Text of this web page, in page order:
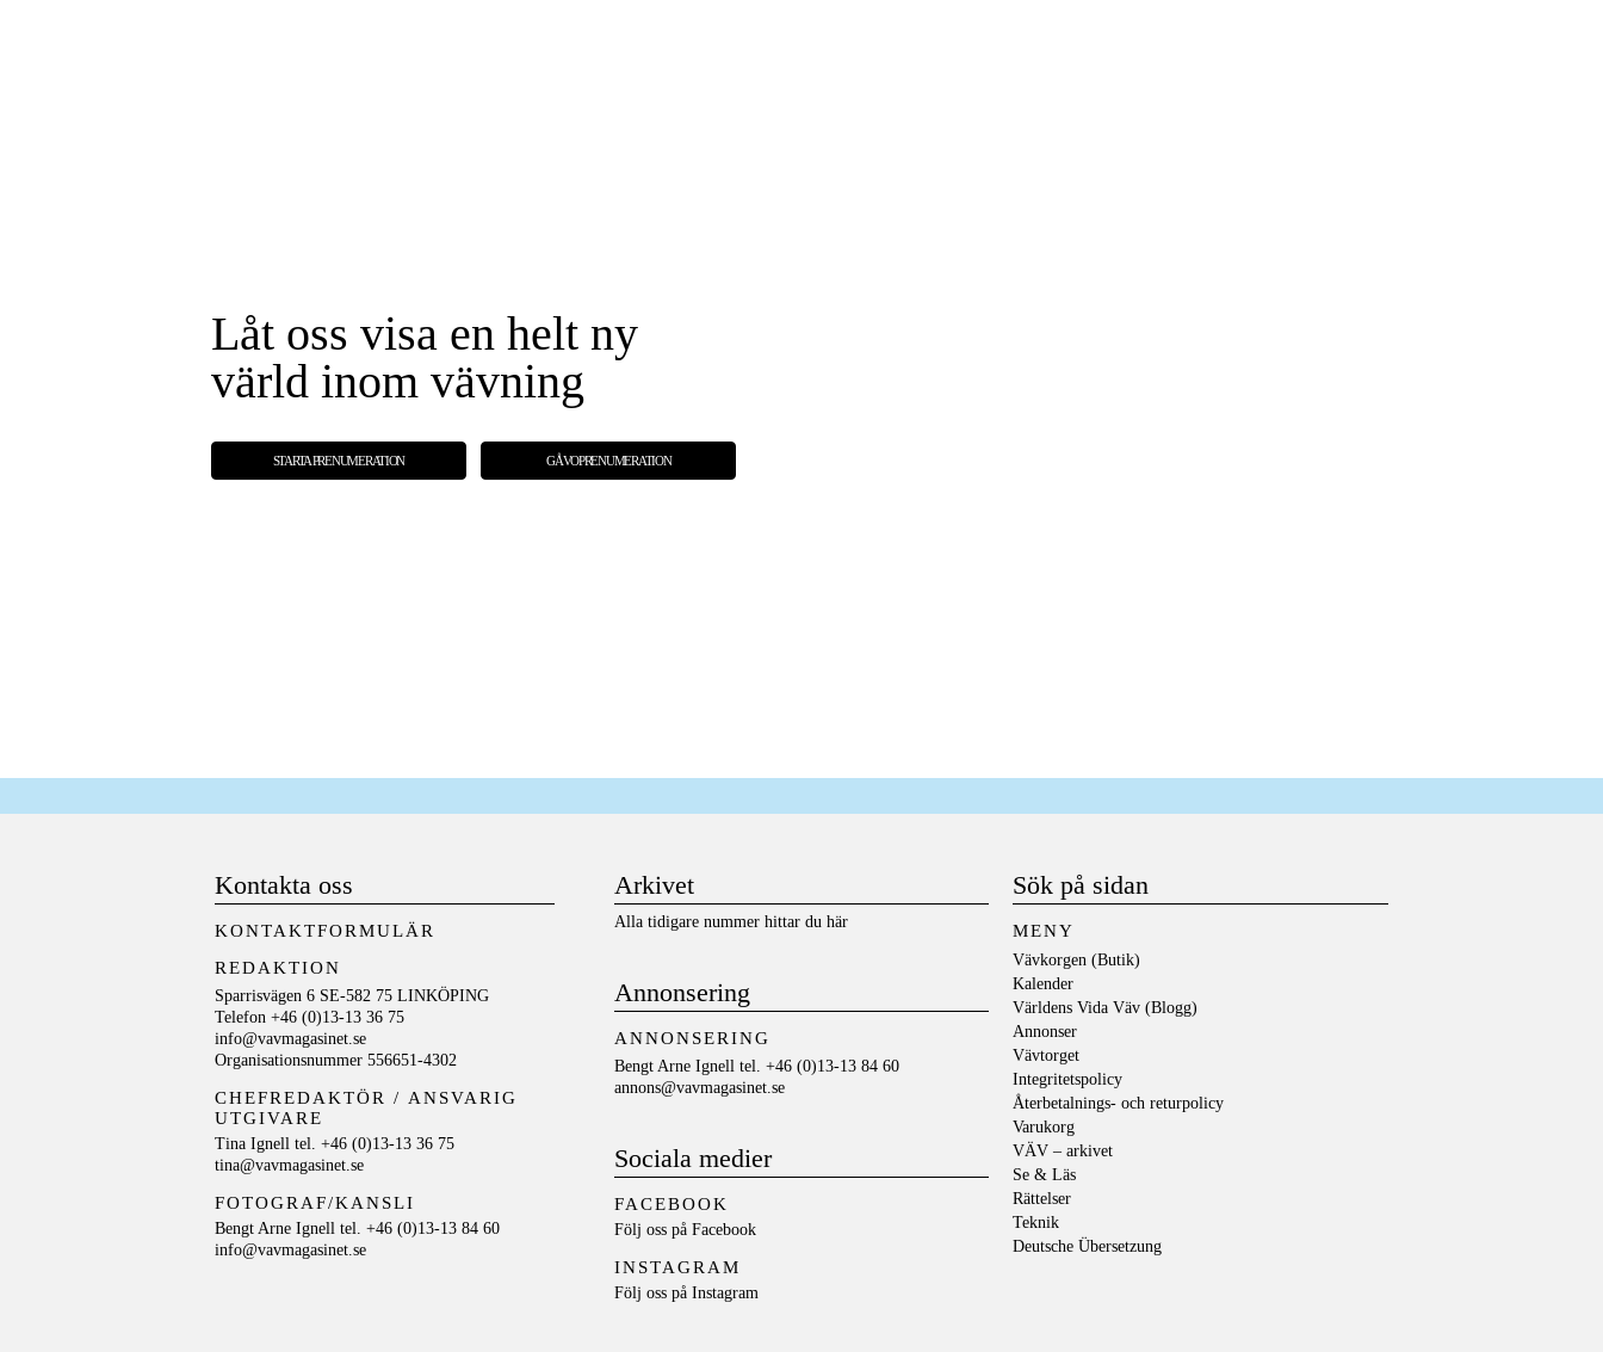
Låt oss visa en helt ny
värld inom vävning
STARTA PRENUMERATION GÅVOPRENUMERATION
Kontakta oss
KONTAKTFORMULÄR
REDAKTION
Sparrisvägen 6 SE-582 75 LINKÖPING
Telefon +46 (0)13-13 36 75
info@vavmagasinet.se
Organisationsnummer 556651-4302
CHEFREDAKTÖR / ANSVARIG
UTGIVARE
Tina Ignell tel. +46 (0)13-13 36 75
tina@vavmagasinet.se
FOTOGRAF/KANSLI
Bengt Arne Ignell tel. +46 (0)13-13 84 60
info@vavmagasinet.se
Arkivet
Alla tidigare nummer hittar du här
Annonsering
ANNONSERING
Bengt Arne Ignell tel. +46 (0)13-13 84 60
annons@vavmagasinet.se
Sociala medier
FACEBOOK
Följ oss på Facebook
INSTAGRAM
Följ oss på Instagram
Sök på sidan
MENY
Vävkorgen (Butik)
Kalender
Världens Vida Väv (Blogg)
Annonser
Vävtorget
Integritetspolicy
Återbetalnings- och returpolicy
Varukorg
VÄV – arkivet
Se & Läs
Rättelser
Teknik
Deutsche Übersetzung